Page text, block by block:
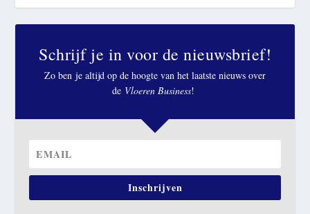
Schrijf je in voor de nieuwsbrief!
Zo ben je altijd op de hoogte van het laatste nieuws over
de Vloeren Business!
Inschrijven